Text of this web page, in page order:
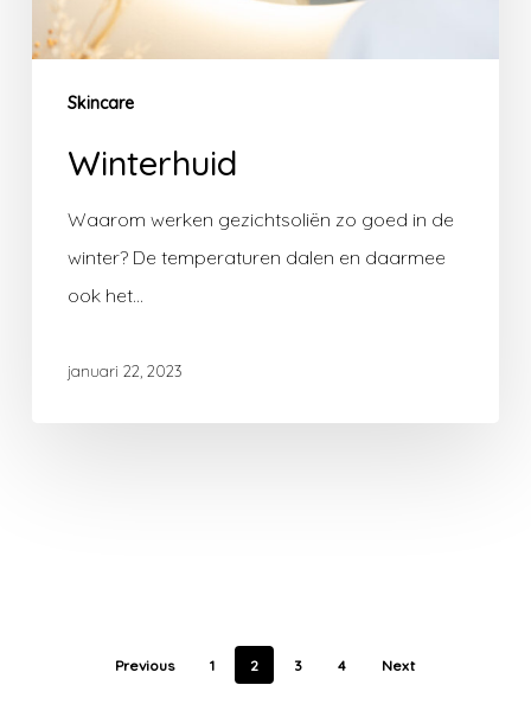
Skincare
Winterhuid
Waarom werken gezichtsoliën zo goed in de
winter? De temperaturen dalen en daarmee
ook het…
januari 22, 2023
Previous 1 2 3 4 Next